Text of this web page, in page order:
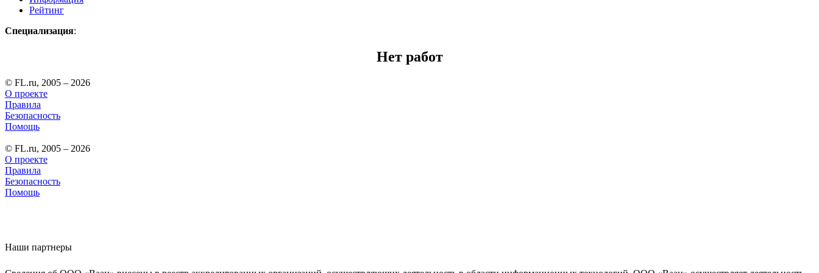
Рейтинг
Специализация:
Нет работ
© FL.ru, 2005 – 2026
О проекте
Правила
Безопасность
Помощь
© FL.ru, 2005 – 2026
О проекте
Правила
Безопасность
Помощь
Наши партнеры